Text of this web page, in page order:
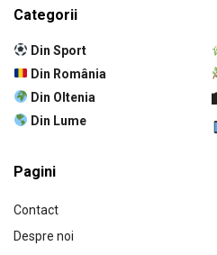
Categorii
Din Sport
Din România
Din Oltenia
Din Lume
Pagini
Contact
Despre noi